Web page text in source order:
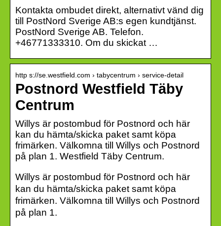
Kontakta ombudet direkt, alternativt vänd dig
till PostNord Sverige AB:s egen kundtjänst.
PostNord Sverige AB. Telefon.
+46771333310. Om du skickat …
http s://se.westfield.com › tabycentrum › service-detail
Postnord Westfield Täby
Centrum
Willys är postombud för Postnord och här
kan du hämta/skicka paket samt köpa
frimärken. Välkomna till Willys och Postnord
på plan 1. Westfield Täby Centrum.
Willys är postombud för Postnord och här
kan du hämta/skicka paket samt köpa
frimärken. Välkomna till Willys och Postnord
på plan 1.